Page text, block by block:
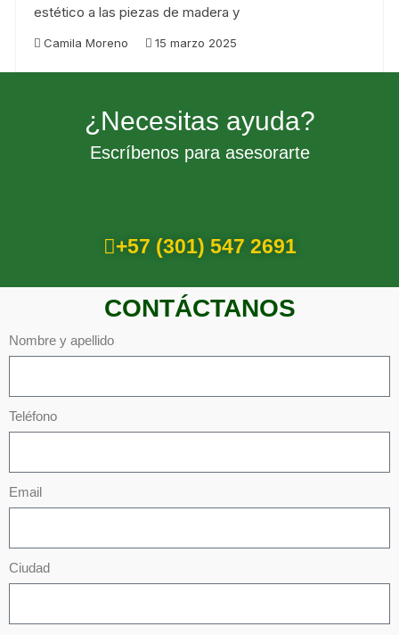
estético a las piezas de madera y
Camila Moreno 15 marzo 2025
¿Necesitas ayuda?
Escríbenos para asesorarte
+57 (301) 547 2691
CONTÁCTANOS
Nombre y apellido
Teléfono
Email
Ciudad